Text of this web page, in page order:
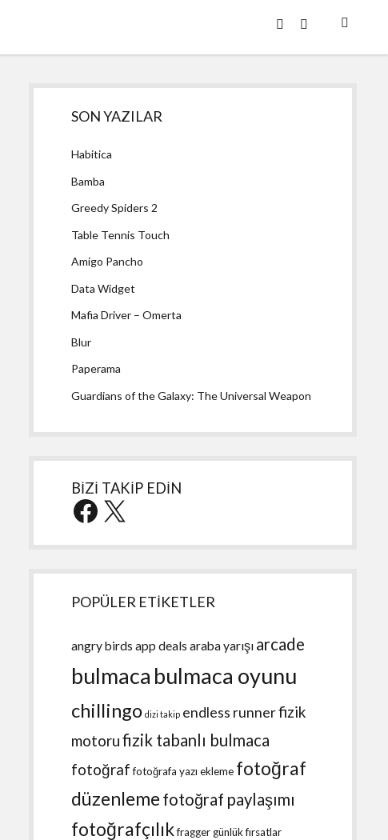
twitterfacebook
Yan
Menü
SON YAZILAR
Habitica
Bamba
Greedy Spiders 2
Table Tennis Touch
Amigo Pancho
Data Widget
Mafia Driver – Omerta
Blur
Paperama
Guardians of the Galaxy: The Universal Weapon
BİZİ TAKİP EDİN
Facebook
X
POPÜLER ETİKETLER
angry birds app deals araba yarışı arcade
bulmaca bulmaca oyunu
chillingo dizi takip endless runnerfizik
motorufizik tabanlı bulmaca
fotoğraf fotoğrafa yazı ekleme fotoğraf
düzenleme fotoğraf paylaşımı
fotoğrafçılıkfraggergünlük fırsatlar